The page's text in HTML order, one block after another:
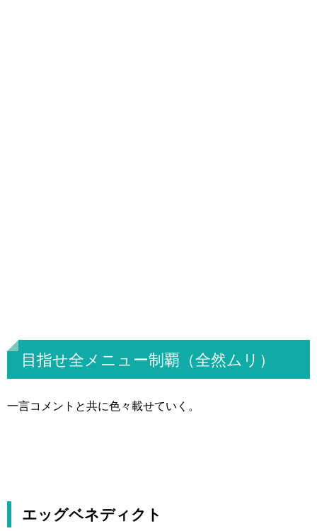
目指せ全メニュー制覇（全然ムリ）
一言コメントと共に色々載せていく。
エッグベネディクト